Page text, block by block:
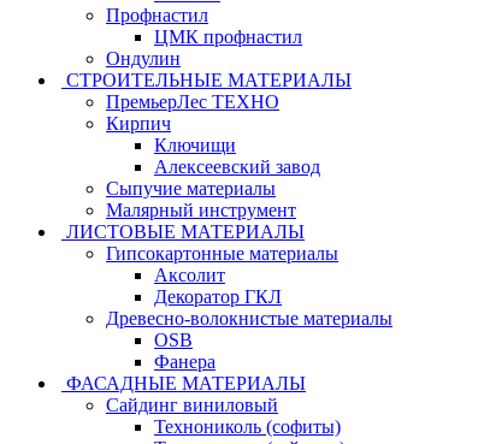
Профнастил
ЦМК профнастил
Ондулин
СТРОИТЕЛЬНЫЕ МАТЕРИАЛЫ
ПремьерЛес ТЕХНО
Кирпич
Ключищи
Алексеевский завод
Сыпучие материалы
Малярный инструмент
ЛИСТОВЫЕ МАТЕРИАЛЫ
Гипсокартонные материалы
Аксолит
Декоратор ГКЛ
Древесно-волокнистые материалы
OSB
Фанера
ФАСАДНЫЕ МАТЕРИАЛЫ
Сайдинг виниловый
Технониколь (софиты)